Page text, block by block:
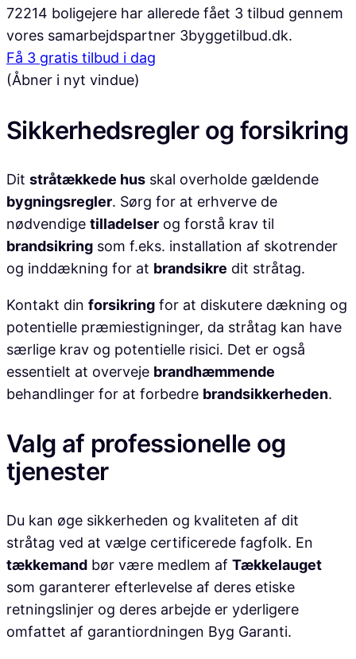
72214 boligejere har allerede fået 3 tilbud gennem
vores samarbejdspartner 3byggetilbud.dk.
Få 3 gratis tilbud i dag
(Åbner i nyt vindue)
Sikkerhedsregler og forsikring
Dit stråtækkede hus skal overholde gældende
bygningsregler. Sørg for at erhverve de
nødvendige tilladelser og forstå krav til
brandsikring som f.eks. installation af skotrender
og inddækning for at brandsikre dit stråtag.
Kontakt din forsikring for at diskutere dækning og
potentielle præmiestigninger, da stråtag kan have
særlige krav og potentielle risici. Det er også
essentielt at overveje brandhæmmende
behandlinger for at forbedre brandsikkerheden.
Valg af professionelle og
tjenester
Du kan øge sikkerheden og kvaliteten af dit
stråtag ved at vælge certificerede fagfolk. En
tækkemand bør være medlem af Tækkelauget
som garanterer efterlevelse af deres etiske
retningslinjer og deres arbejde er yderligere
omfattet af garantiordningen Byg Garanti.